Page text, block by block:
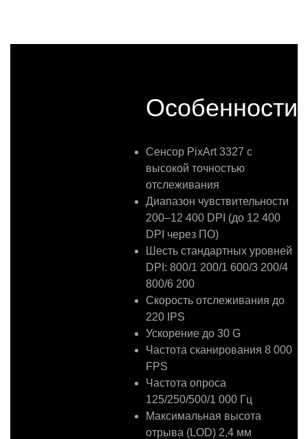
Особенности
Сенсор PixArt 3327 с
высокой точностью
отслеживания
Диапазон чувствительности
200–12 400 DPI (до 12 400
DPI через ПО)
Шесть стандартных уровней
DPI: 800/1 200/1 600/3 200/4
800/6 200
Скорость отслеживания до
220 IPS
Ускорение до 30 G
Частота сканирования 8 000
FPS
Частота опроса
125/250/500/1 000 Гц
Максимальная высота
отрыва (LOD) 2,4 мм